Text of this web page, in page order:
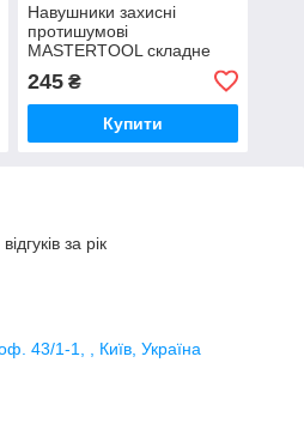
Навушники захисні
протишумові
MASTERTOOL складне
оголов&#x27;я III-EN 352-
1 SNR 25 DB
245₴
Купити
за рік
43/1-1, , Київ, Україна